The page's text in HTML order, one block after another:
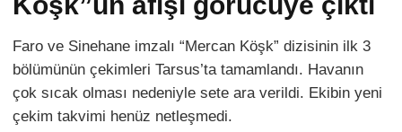
Faro ve Sinehane imzalı “Mercan Köşk” dizisinin ilk 3
bölümünün çekimleri Tarsus’ta tamamlandı. Havanın
çok sıcak olması nedeniyle sete ara verildi. Ekibin yeni
çekim takvimi henüz netleşmedi.